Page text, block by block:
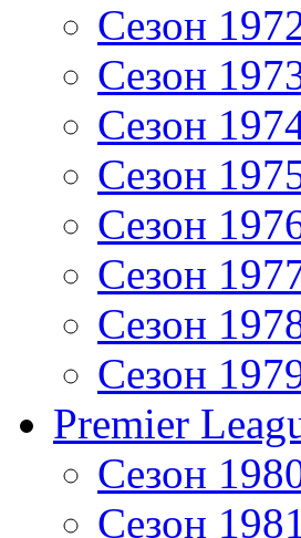
Сезон
Сезон
Сезон
Сезон
Сезон
Сезон
Сезон
Сезон
Premier
Сезон
Сезон